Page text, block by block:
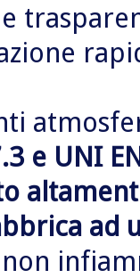
e UNI
ad